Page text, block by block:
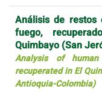
Análisis de restos
fuego,
Quimbayo (San
Analysis of
recuperated in El
Antioquia-Colombia)